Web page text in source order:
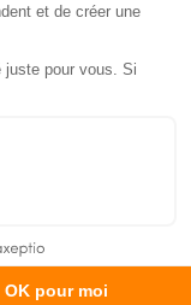
et de créer une
juste pour vous. Si
OK pour moi